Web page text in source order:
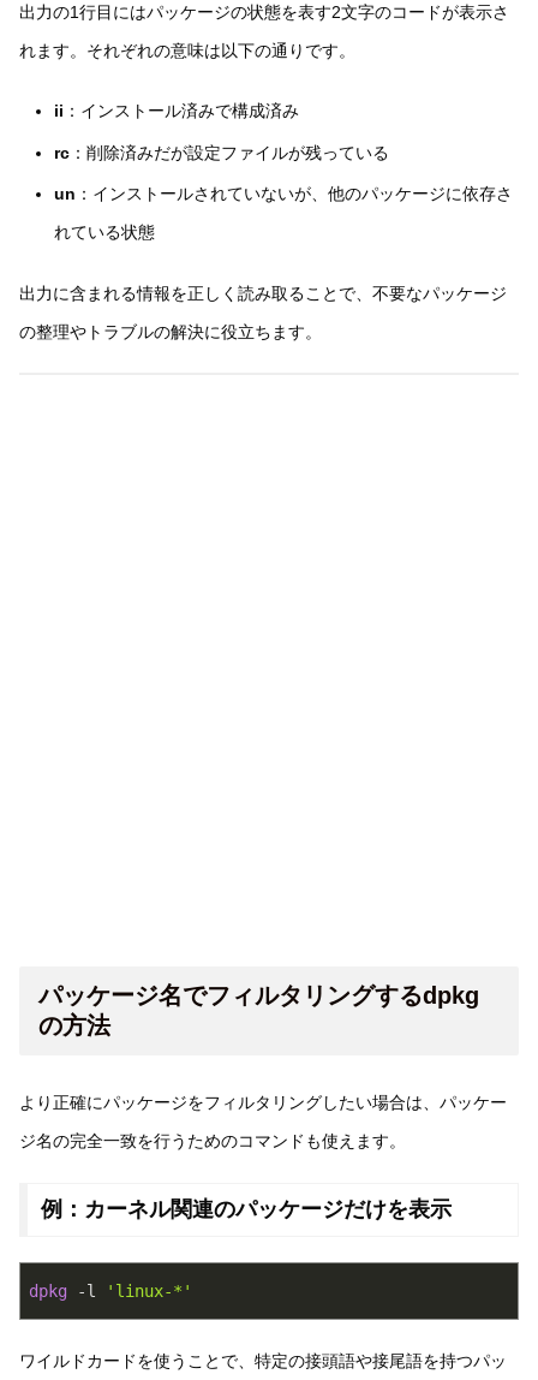
出力の1行目にはパッケージの状態を表す2文字のコードが表示さ
れます。それぞれの意味は以下の通りです。
ii ：インストール済みで構成済み
rc：削除済みだが設定ファイルが残っている
un ：インストールされていないが、他のパッケージに依存さ
れている状態
出力に含まれる情報を正しく読み取ることで、不要なパッケージ
の整理やトラブルの解決に役立ちます。
パッケージ名でフィルタリングするdpkg
の方法
より正確にパッケージをフィルタリングしたい場合は、パッケー
ジ名の完全一致を行うためのコマンドも使えます。
例：カーネル関連のパッケージだけを表示
dpkg -l 'linux-*'
ワイルドカードを使うことで、特定の接頭語や接尾語を持つパッ